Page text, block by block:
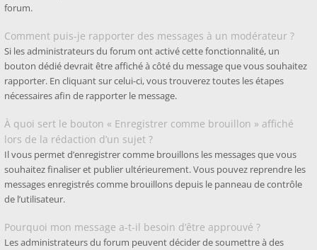
forum.
Comment puis-je rapporter des messages à un modérateur ?
Si les administrateurs du forum ont activé cette fonctionnalité, un
bouton dédié devrait être affiché à côté du message que vous souhaitez
rapporter. En cliquant sur celui-ci, vous trouverez toutes les étapes
nécessaires afin de rapporter le message.
À quoi sert le bouton « Enregistrer comme brouillon » affiché
lors de la rédaction d’un sujet ?
Il vous permet d’enregistrer comme brouillons les messages que vous
souhaitez finaliser et publier ultérieurement. Vous pouvez reprendre les
messages enregistrés comme brouillons depuis le panneau de contrôle
de l’utilisateur.
Pourquoi mon message a-t-il besoin d’être approuvé ?
Les administrateurs du forum peuvent décider de soumettre à des